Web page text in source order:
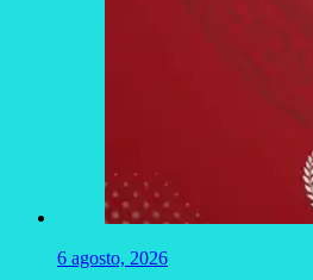
6 agosto, 2026